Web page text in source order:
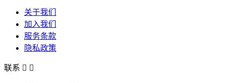
关于我们
加入我们
服务条款
隐私政策
联系  